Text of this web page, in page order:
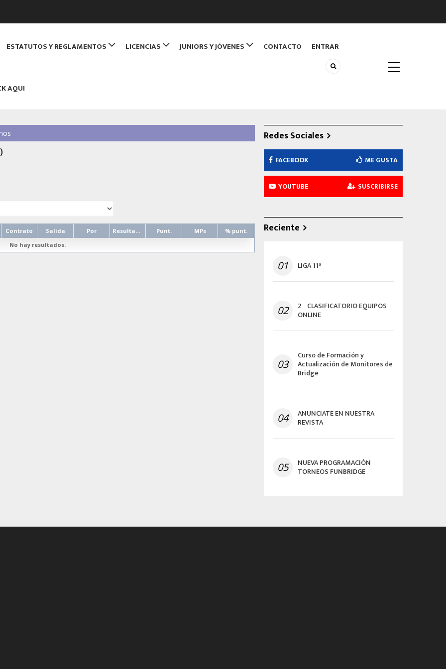
Monitores de Bridge
ESTATUTOS Y REGLAMENTOS LICENCIAS JUNIORS Y JÓVENES CONTACTO ENTRAR
AQUI
Contrato Salida Por Resultado Punt. MPs
% punt.
No hay resultados.
Redes Sociales
FACEBOOK ME GUSTA
YOUTUBE SUSCRIBIRSE
Reciente
01 LIGA 11ª
02 2º CLASIFICATORIO EQUIPOS
ONLINE
03
Curso de Formación y
Actualización de Monitores de
Bridge
04 ANUNCIATE EN NUESTRA
REVISTA
05 NUEVA PROGRAMACIÓN
TORNEOS FUNBRIDGE